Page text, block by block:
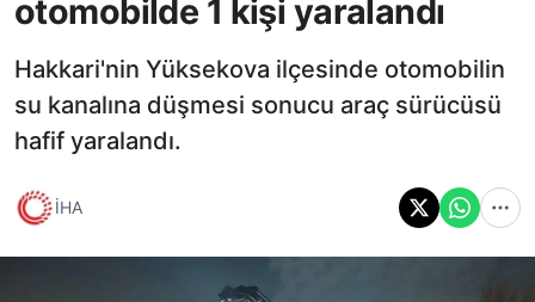
otomobilde 1 kişi yaralandı
Hakkari'nin Yüksekova ilçesinde otomobilin
su kanalına düşmesi sonucu araç sürücüsü
hafif yaralandı.
İHA